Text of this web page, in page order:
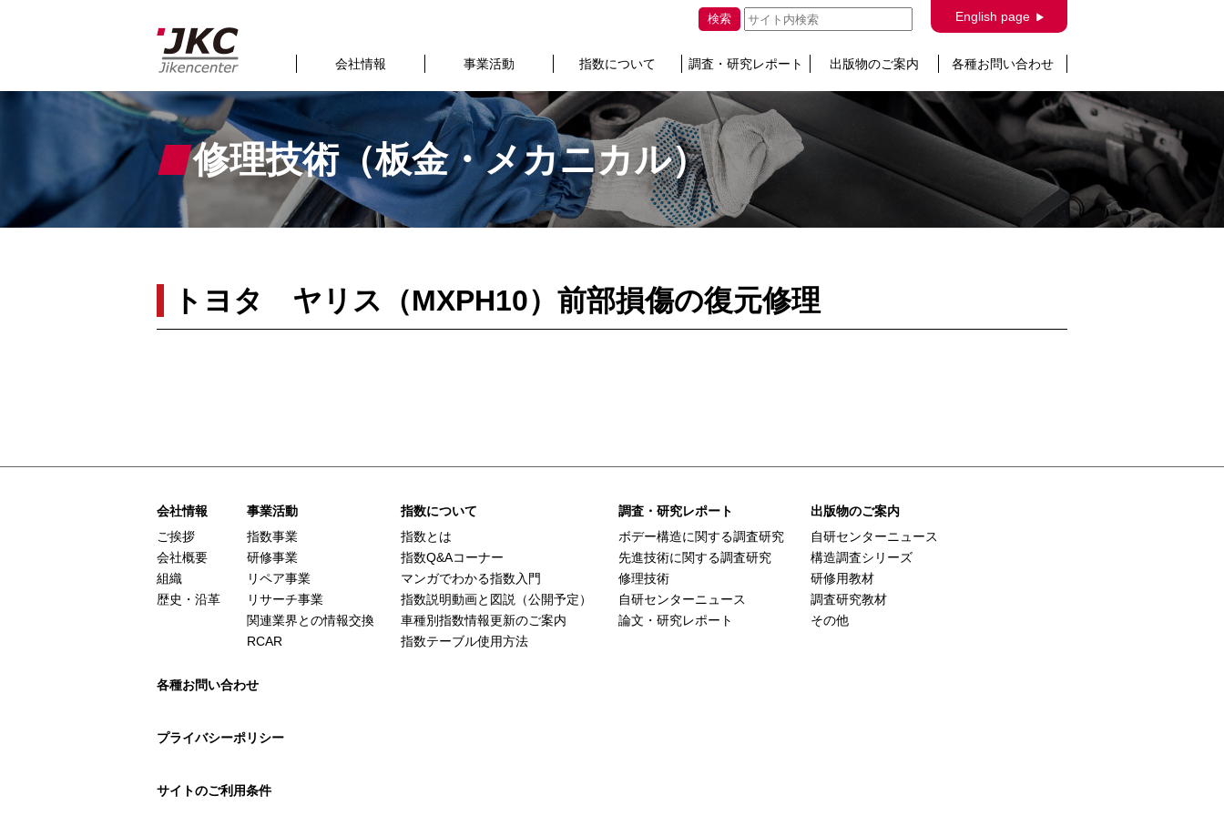
English page
会社情報 事業活動 指数について 調査・研究レポート 出版物のご案内 各種お問い合わせ
検索
修理技術（板金・メカニカル）
トヨタ ヤリス（MXPH10）前部損傷の復元修理
会社情報
ご挨拶
会社概要
組織
歴史・沿革
事業活動
指数事業
研修事業
リペア事業
リサーチ事業
関連業界との情報交換
RCAR
指数について
指数とは
指数Q&Aコーナー
マンガでわかる指数入門
指数説明動画と図説（公開予定）
車種別指数情報更新のご案内
指数テーブル使用方法
調査・研究レポート
ボデー構造に関する調査研究
先進技術に関する調査研究
修理技術
自研センターニュース
論文・研究レポート
出版物のご案内
自研センターニュース
構造調査シリーズ
研修用教材
調査研究教材
その他
各種お問い合わせ
プライバシーポリシー
サイトのご利用条件